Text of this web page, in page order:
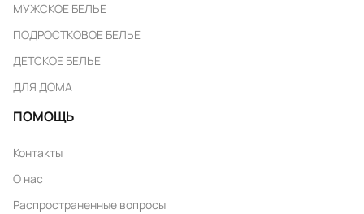
МУЖСКОЕ БЕЛЬЕ
ПОДРОСТКОВОЕ БЕЛЬЕ
ДЕТСКОЕ БЕЛЬЕ
ДЛЯ ДОМА
ПОМОЩЬ
Контакты
О нас
Распространенные вопросы